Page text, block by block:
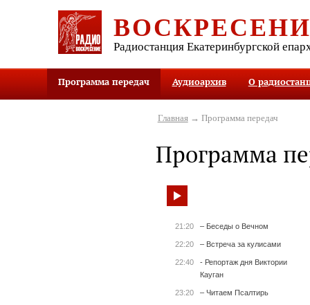
Радиостанция Екатеринбургской
Программа передач Аудиоархив О
Главная→ Программа передач
Программа
21:20 – Беседы о Вечном
22:20 – Встреча за кулисами
22:40
- Репортаж дня Виктории
Кауган
23:20 – Читаем Псалтирь